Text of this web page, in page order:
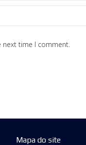
next time I comment.
Mapa do site